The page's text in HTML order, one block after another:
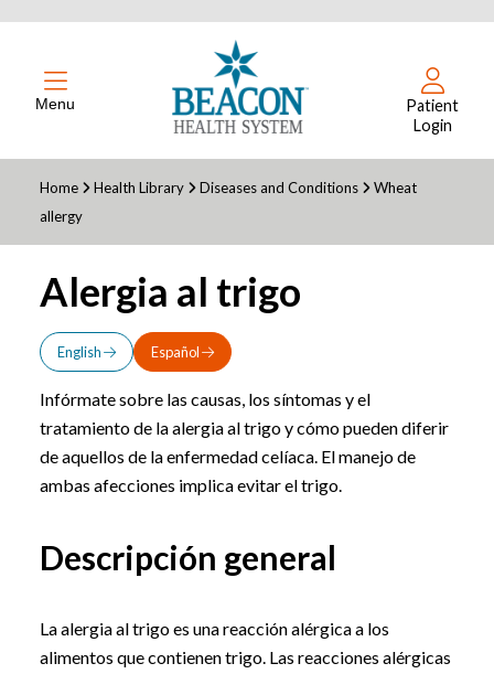
Menu
Patient
Login
Home Health Library Diseases and Conditions
Wheat
allergy
Alergia al trigo
English Español
Infórmate sobre las causas, los síntomas y el
tratamiento de la alergia al trigo y cómo pueden diferir
de aquellos de la enfermedad celíaca. El manejo de
ambas afecciones implica evitar el trigo.
Descripción general
La alergia al trigo es una reacción alérgica a los
alimentos que contienen trigo. Las reacciones alérgicas